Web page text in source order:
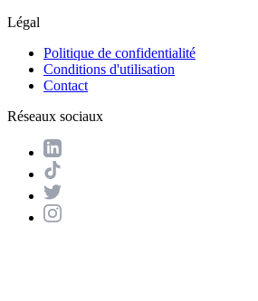
Légal
Politique de confidentialité
Conditions d'utilisation
Contact
Réseaux sociaux